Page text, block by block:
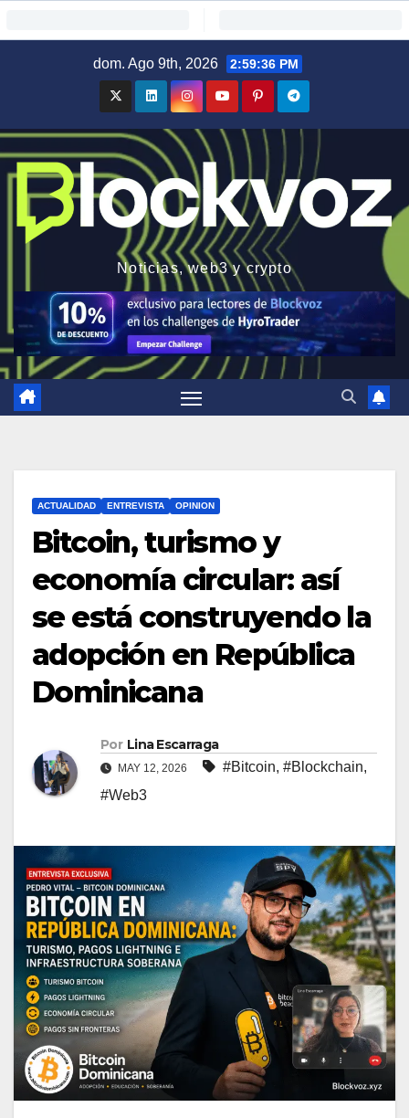
dom. Ago 9th, 2026 2:59:37 PM
Noticias, web3 y crypto
ACTUALIDAD ENTREVISTA OPINION
Bitcoin, turismo y
economía circular: así
se está construyendo la
adopción en República
Dominicana
Por Lina Escarraga
MAY 12, 2026 #Bitcoin, #Blockchain,
#Web3